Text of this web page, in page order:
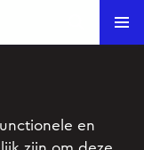
Search
en